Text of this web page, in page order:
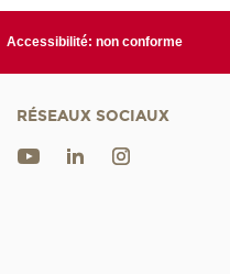
Accessibilité: non conforme
RÉSEAUX SOCIAUX